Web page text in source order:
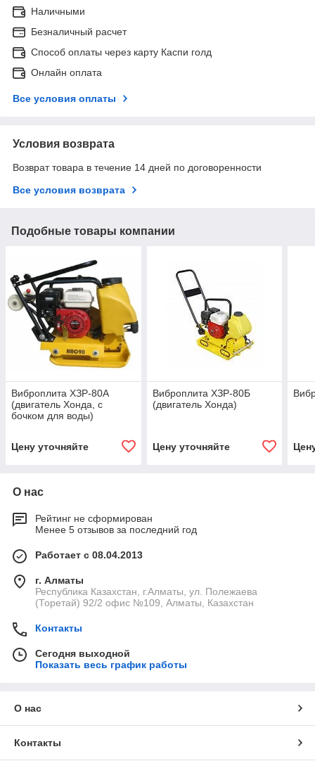
Наличными
Безналичный расчет
Способ оплаты через карту Каспи голд
Онлайн оплата
Все условия оплаты
Условия возврата
Возврат товара в течение 14 дней по договоренности
Все условия возврата
Подобные товары компании
Виброплита ХЗР-80А
(двигатель Хонда, с
бочком для воды)
Цену уточняйте
Виброплита ХЗР-80Б
(двигатель Хонда)
Цену уточняйте
О нас
Рейтинг не сформирован
Менее 5 отзывов за последний год
Работает с 08.04.2013
г. Алматы
Республика Казахстан, г.Алматы, ул. Полежаева
(Торетай) 92/2 офис №109, Алматы, Казахстан
Контакты
Сегодня выходной
Показать весь график работы
О нас
Контакты